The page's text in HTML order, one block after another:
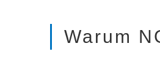
Warum